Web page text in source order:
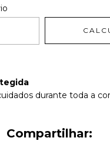
durante toda a
Compartilhar: